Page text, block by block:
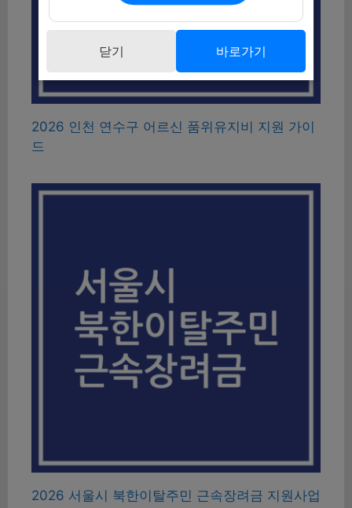
2026 인천 연수구 어르신 품위유지비 지원 가이
드
2026 서울시 북한이탈주민 근속장려금 지원사업
닫기 바로가기